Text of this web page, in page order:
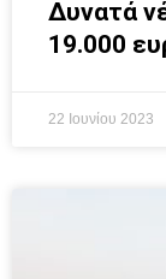
Δυνατά
19.000
22 Ιουνίου 2023